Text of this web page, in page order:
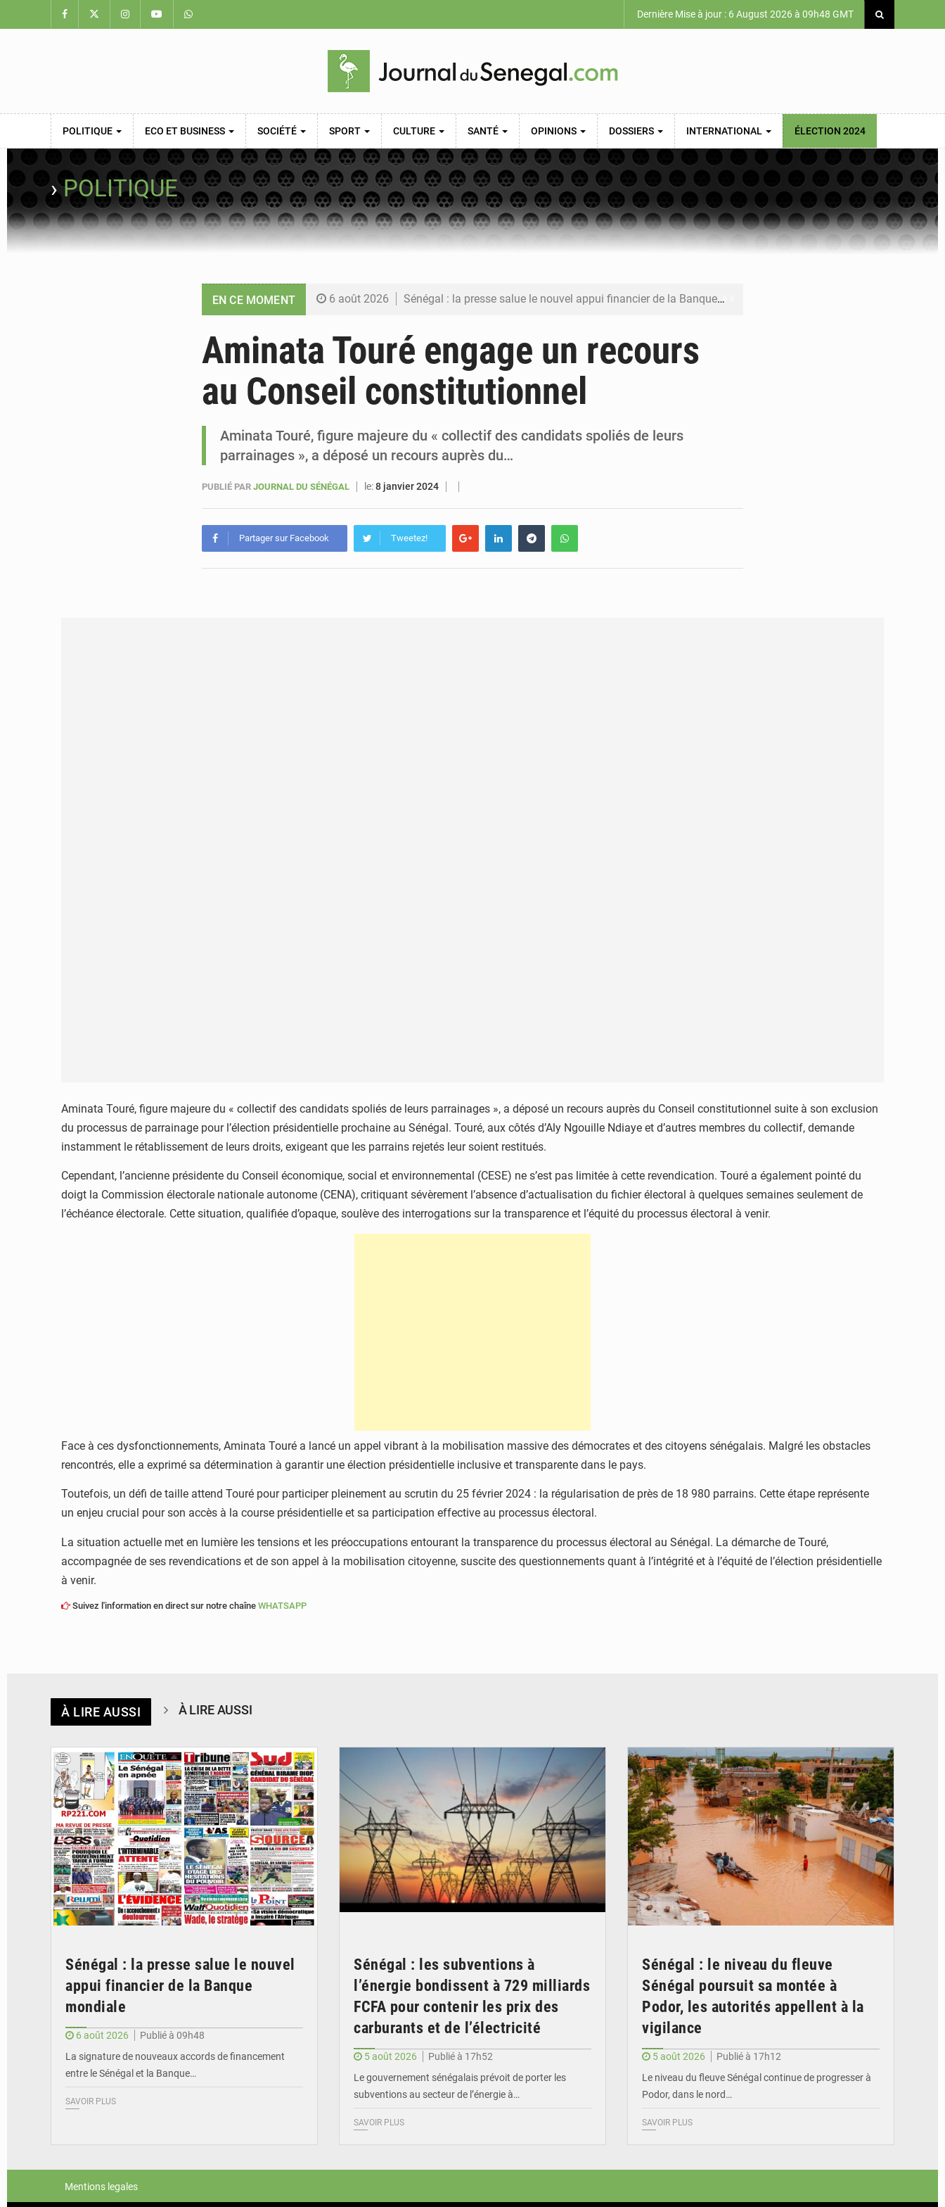
Dernière Mise à jour : 6 August 2026 à 09h48 GMT
POLITIQUE ECO ET BUSINESS SOCIÉTÉ SPORT CULTURE SANTÉ OPINIONS DOSSIERS INTERNATIONAL ÉLECTION 2024
›POLITIQUE
EN CE MOMENT 6 août 2026 Sénégal : la presse salue le nouvel appui financier de la Banque mondiale
5 août 2026 Sénégal : le niveau du fleuve Sénégal poursuit sa montée à Podor, les autorités appellent à la vigilance
5 août 2026 Sénégal : Ousmane Diagne prêtera serment le 11 août comme président du Conseil constitutionnel
Aminata Touré engage un recours
au Conseil constitutionnel
Aminata Touré, figure majeure du « collectif des candidats spoliés de leurs
parrainages », a déposé un recours auprès du…
PUBLIÉ PAR JOURNAL DU SÉNÉGAL le:8 janvier 2024
Partager sur Facebook Tweetez!
Aminata Touré, figure majeure du « collectif des candidats spoliés de leurs parrainages », a déposé un recours auprès du Conseil constitutionnel suite à son exclusion
du processus de parrainage pour l’élection présidentielle prochaine au Sénégal. Touré, aux côtés d’Aly Ngouille Ndiaye et d’autres membres du collectif, demande
instamment le rétablissement de leurs droits, exigeant que les parrains rejetés leur soient restitués.
Cependant, l’ancienne présidente du Conseil économique, social et environnemental (CESE) ne s’est pas limitée à cette revendication. Touré a également pointé du
doigt la Commission électorale nationale autonome (CENA), critiquant sévèrement l’absence d’actualisation du fichier électoral à quelques semaines seulement de
l’échéance électorale. Cette situation, qualifiée d’opaque, soulève des interrogations sur la transparence et l’équité du processus électoral à venir.
Face à ces dysfonctionnements, Aminata Touré a lancé un appel vibrant à la mobilisation massive des démocrates et des citoyens sénégalais. Malgré les obstacles
rencontrés, elle a exprimé sa détermination à garantir une élection présidentielle inclusive et transparente dans le pays.
Toutefois, un défi de taille attend Touré pour participer pleinement au scrutin du 25 février 2024 : la régularisation de près de 18 980 parrains. Cette étape représente
un enjeu crucial pour son accès à la course présidentielle et sa participation effective au processus électoral.
La situation actuelle met en lumière les tensions et les préoccupations entourant la transparence du processus électoral au Sénégal. La démarche de Touré,
accompagnée de ses revendications et de son appel à la mobilisation citoyenne, suscite des questionnements quant à l’intégrité et à l’équité de l’élection présidentielle
à venir.
Suivez l'information en direct sur notre chaîne WHATSAPP
À LIRE AUSSI À LIRE AUSSI
Sénégal : la presse salue le nouvel
appui financier de la Banque
mondiale
6 août 2026
Publié à 09h48
La signature de nouveaux accords de financement
entre le Sénégal et la Banque…
SAVOIR PLUS
Sénégal : les subventions à
l’énergie bondissent à 729 milliards
FCFA pour contenir les prix des
carburants et de l’électricité
5 août 2026
Publié à 17h52
Le gouvernement sénégalais prévoit de porter les
subventions au secteur de l’énergie à…
SAVOIR PLUS
Sénégal : le niveau du fleuve
Sénégal poursuit sa montée à
Podor, les autorités appellent à la
vigilance
5 août 2026
Publié à 17h12
Le niveau du fleuve Sénégal continue de progresser à
Podor, dans le nord…
SAVOIR PLUS
Mentions legales